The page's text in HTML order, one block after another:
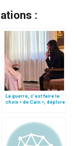
:
La guerre, c’est faire le
choix « de Caïn », déplore